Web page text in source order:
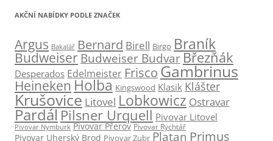
AKČNÍ NABÍDKY PODLE ZNAČEK
Argus Bakalář Bernard Birell Birgo Braník
Budweiser Budweiser BudvarBřezňák
Desperados Edelmeister FriscoGambrinus
Heineken Holba Kingswood Klasik Klášter
Krušovice Litovel Lobkowicz Ostravar
Pardál Pilsner Urquell Pivovar Litovel
Pivovar Nymburk Pivovar Přerov Pivovar Rychtář
Pivovar Uherský Brod Pivovar Zubr Platan Primus